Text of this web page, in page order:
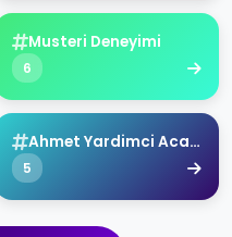
Musteri Deneyimi
6
Ahmet Yardimci Academy
5